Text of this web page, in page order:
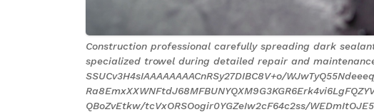
Construction professional carefully spreading dark
specialized trowel during detailed repair and
SSUCv3H4sIAAAAAAAACnRSy27DIBC8V+o/
QBoZvEtkw/tcVxORSOogir0YGZeIw2cF64c2ss/